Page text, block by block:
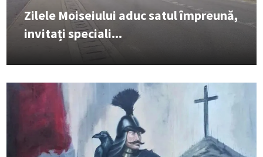
Zilele Moiseiului aduc satul împreună,
invitați speciali...